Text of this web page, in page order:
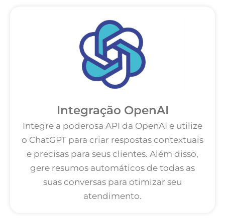
Integração OpenAI
Integre a poderosa API da OpenAI e utilize
o ChatGPT para criar respostas contextuais
e precisas para seus clientes. Além disso,
gere resumos automáticos de todas as
suas conversas para otimizar seu
atendimento.